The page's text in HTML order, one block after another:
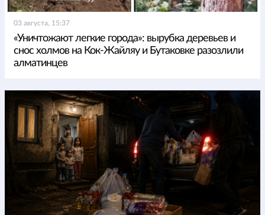
03 августа, 15:37
«Уничтожают легкие города»: вырубка деревьев и
снос холмов на Кок-Жайляу и Бутаковке разозлили
алматинцев